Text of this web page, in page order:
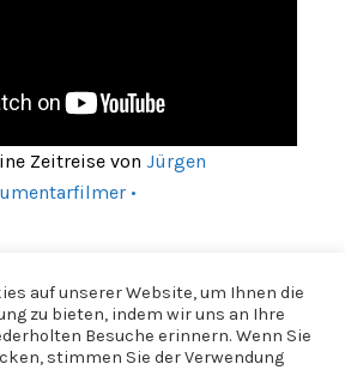
Zeitreise von Jürgen
•
auf unserer Website, um Ihnen die
zu bieten, indem wir uns an Ihre
Besuche erinnern. Wenn Sie
stimmen Sie der Verwendung